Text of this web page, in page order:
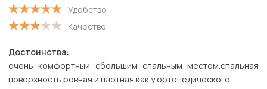
Удобство
Качество
Достоинства:
очень комфортный сбольшим спальным местом.спальная
поверхность ровная и плотная как у ортопедического.